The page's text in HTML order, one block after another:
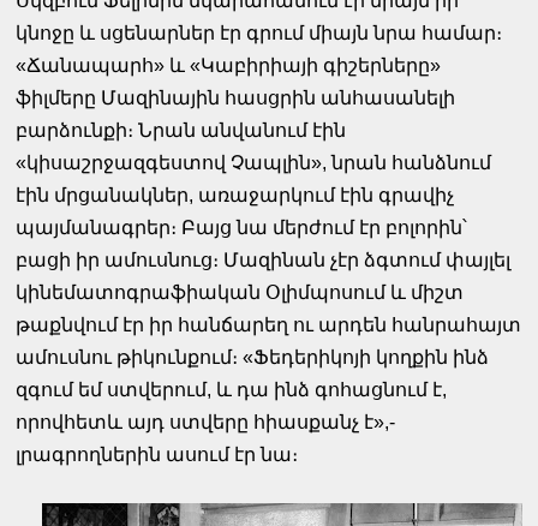
կնոջը և սցենարներ էր գրում միայն նրա համար։
«Ճանապարհ» և «Կաբիրիայի գիշերները»
ֆիլմերը Մազինային հասցրին անհասանելի
բարձունքի։ Նրան անվանում էին
«կիսաշրջազգեստով Չապլին», նրան հանձնում
էին մրցանակներ, առաջարկում էին գրավիչ
պայմանագրեր։ Բայց նա մերժում էր բոլորին՝
բացի իր ամուսնուց։ Մազինան չէր ձգտում փայլել
կինեմատոգրաֆիական Օլիմպոսում և միշտ
թաքնվում էր իր հանճարեղ ու արդեն հանրահայտ
ամուսնու թիկունքում։ «Ֆեդերիկոյի կողքին ինձ
զգում եմ ստվերում, և դա ինձ գոհացնում է,
որովհետև այդ ստվերը հիասքանչ է»,-
լրագրողներին ասում էր նա։